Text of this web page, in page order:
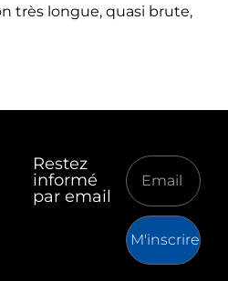
très longue, quasi brute,
Restez
informé
par email
M'inscrire